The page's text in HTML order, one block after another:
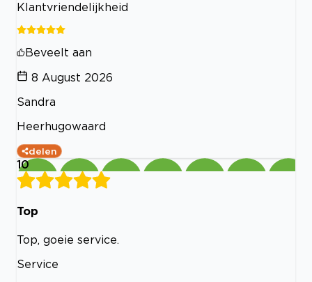
Klantvriendelijkheid
Beveelt aan
8 August 2026
Sandra
Heerhugowaard
delen
10
Top
Top, goeie service.
Service